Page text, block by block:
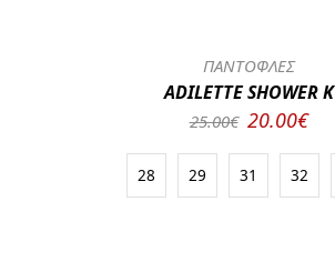
ΠΑΝΤΟΦΛΕΣ
ADILETTE SHOWER K
25.00€ 20.00€
28 29 31 32